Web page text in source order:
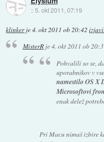
:: 5. okt 2011, 07:19
klinkerje4. okt 2011 ob 20:42
MisterRje4. okt 2011 ob
Pohvalili so se,
uporabnikov v
namestilo OS X
Microsoftovi
enak delež
Pri Macu nimaš izbire